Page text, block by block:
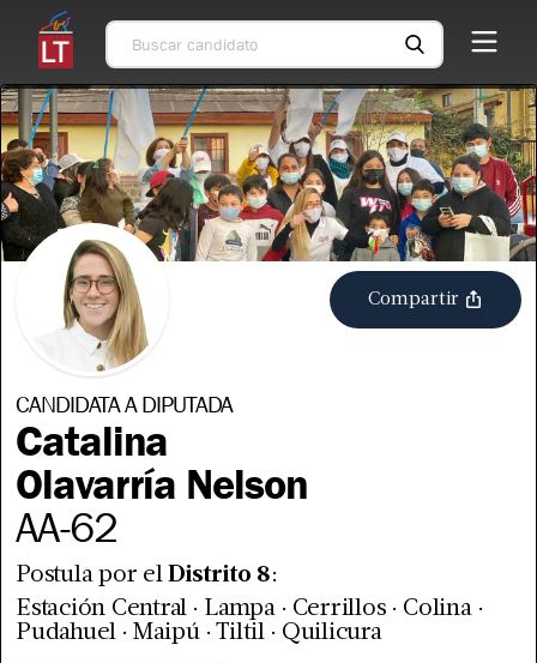
CANDIDATA A DIPUTADA
Catalina
Olavarría Nelson
AA-62
Postula por elDistrito 8:
Estación Central . Lampa . Cerrillos . Colina .
Pudahuel . Maipú . Tiltil . Quilicura
Compartir